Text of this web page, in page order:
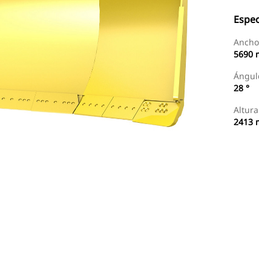
Ancho
5690
28 °
Altura
2413